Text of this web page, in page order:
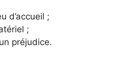
d’accueil ;
;
préjudice.